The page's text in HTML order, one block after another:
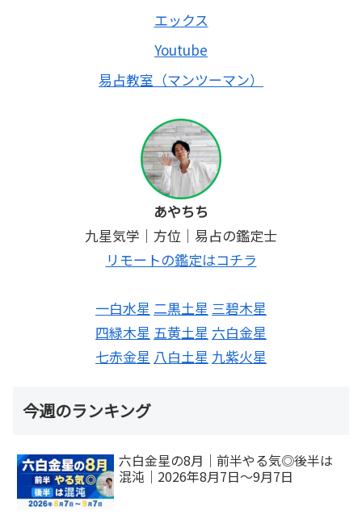
エックス
Youtube
易占教室（マンツーマン）
あやちち
九星気学｜方位｜易占の鑑定士
リモートの鑑定はコチラ
一白水星 二黒土星 三碧木星
四緑木星 五黄土星 六白金星
七赤金星 八白土星 九紫火星
今週のランキング
六白金星の8月｜前半やる気◎後半は
混沌｜2026年8月7日～9月7日